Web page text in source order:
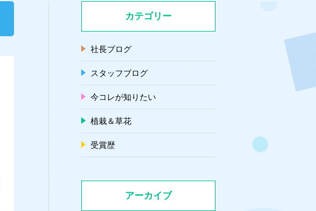
カテゴリー
社長ブログ
スタッフブログ
今コレが知りたい
植栽＆草花
受賞歴
アーカイブ